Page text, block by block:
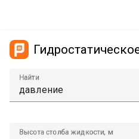
Найти
Высота столба жидкости, м